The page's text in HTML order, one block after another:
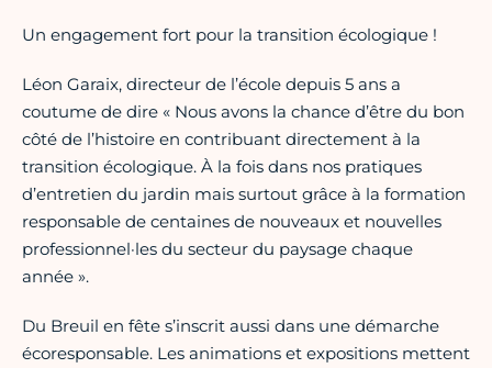
Un engagement fort pour la transition écologique !
Léon Garaix, directeur de l’école depuis 5 ans a
coutume de dire « Nous avons la chance d’être du bon
côté de l’histoire en contribuant directement à la
transition écologique. À la fois dans nos pratiques
d’entretien du jardin mais surtout grâce à la formation
responsable de centaines de nouveaux et nouvelles
professionnel·les du secteur du paysage chaque
année ».
Du Breuil en fête s’inscrit aussi dans une démarche
écoresponsable. Les animations et expositions mettent